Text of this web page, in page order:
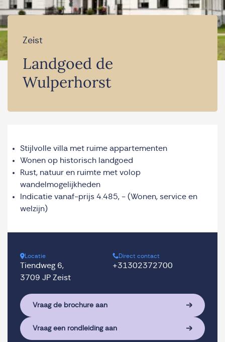
Zeist
Landgoed de
Wulperhorst
Stijlvolle villa met ruime appartementen
Wonen op historisch landgoed
Rust, natuur en ruimte met volop
wandelmogelijkheden
Indicatie vanaf-prijs 4.485, - (Wonen, service en
welzijn)
Locatie
Tiendweg 6,
3709 JP Zeist
Direct contact
+31302372700
Vraag de brochure aan
Vraag een rondleiding aan